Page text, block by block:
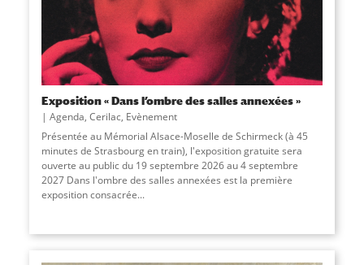
Exposition « Dans l’ombre des salles annexées »
Agenda, Cerilac, Evènement
Présentée au Mémorial Alsace-Moselle de Schirmeck (à 45
minutes de Strasbourg en train), l'exposition gratuite sera
ouverte au public du 19 septembre 2026 au 4 septembre
2027 Dans l'ombre des salles annexées est la première
exposition consacrée...